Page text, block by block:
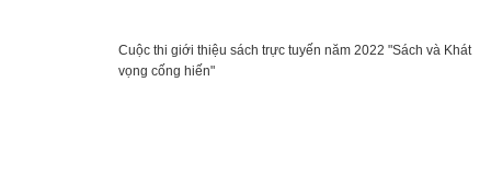
Cuộc thi giới thiệu sách trực tuyến năm 2022 "Sách và Khát
vọng cống hiến"